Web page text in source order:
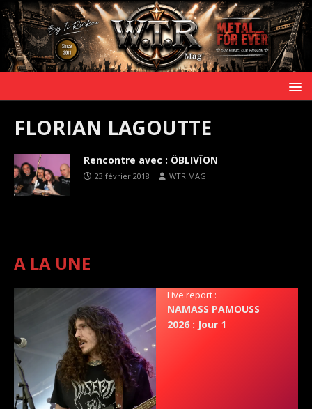
FLORIAN LAGOUTTE
Rencontre avec : ÖBLIVÏON
23 février 2018 WTR MAG
A LA UNE
Live report :
NAMASS PAMOUSS
2026 : Jour 1